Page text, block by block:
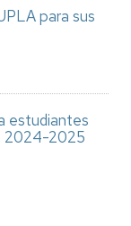
para sus
estudiantes
2024-2025